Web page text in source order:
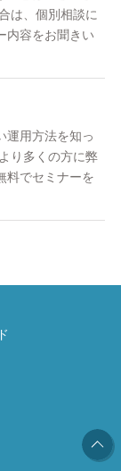
は、個別相談に
内容をお聞きい
運用方法を知っ
り多くの方に弊
料でセミナーを